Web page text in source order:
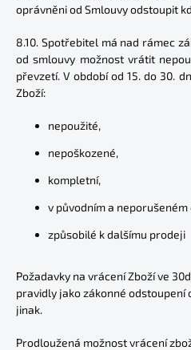
oprávněni od Smlouvy odstoupit
8.10. Spotřebitel má nad rámec
od smlouvy možnost vrátit
převzetí. V období od 15. do 30.
Zboží:
nepoužité,
nepoškozené,
kompletní,
v původním a neporušeném
způsobilé k dalšímu prodeji
Požadavky na vrácení Zboží ve
pravidly jako zákonné odstoupení
jinak.
Prodloužená možnost vrácení